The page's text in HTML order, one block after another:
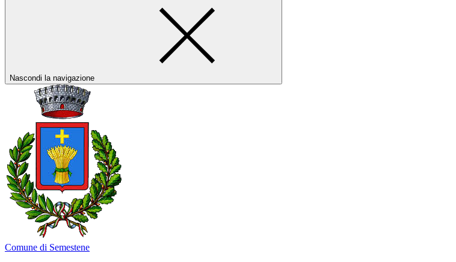
Nascondi la navigazione
Comune di Semestene